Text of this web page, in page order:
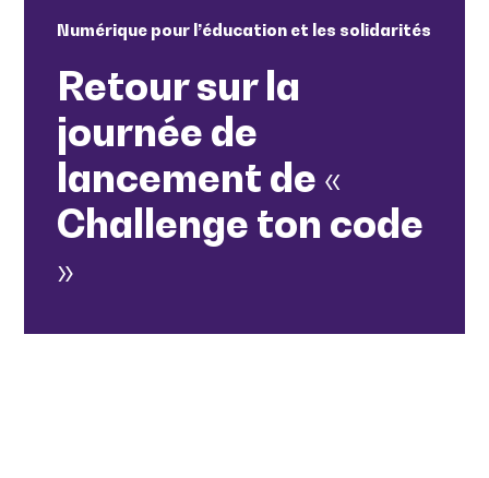
Numérique pour l’éducation et les solidarités
Retour sur la
journée de
lancement de «
Challenge ton code
»